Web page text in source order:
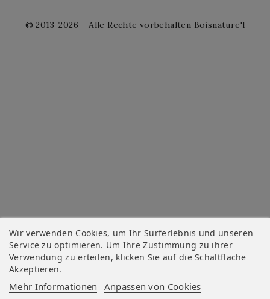
Wir verwenden Cookies, um Ihr Surferlebnis und unseren
Service zu optimieren. Um Ihre Zustimmung zu ihrer
Verwendung zu erteilen, klicken Sie auf die Schaltfläche
Akzeptieren.
Mehr Informationen Anpassen von Cookies
© 2013-2026 – Alle Rechte vorbehalten Boisnature'l